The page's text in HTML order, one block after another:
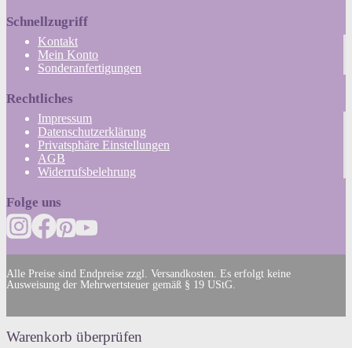
Schnellzugriff
Kontakt
Mein Konto
Sonderanfertigungen
Rechtliches
Impressum
Datenschutzerklärung
Privatsphäre Einstellungen
AGB
Widerrufsbelehrung
Folge uns
Alle Preise sind Endpreise zzgl. Versandkosten. Es erfolgt keine
Ausweisung der Mehrwertsteuer gemäß § 19 UStG.
Warenkorb überprüfen